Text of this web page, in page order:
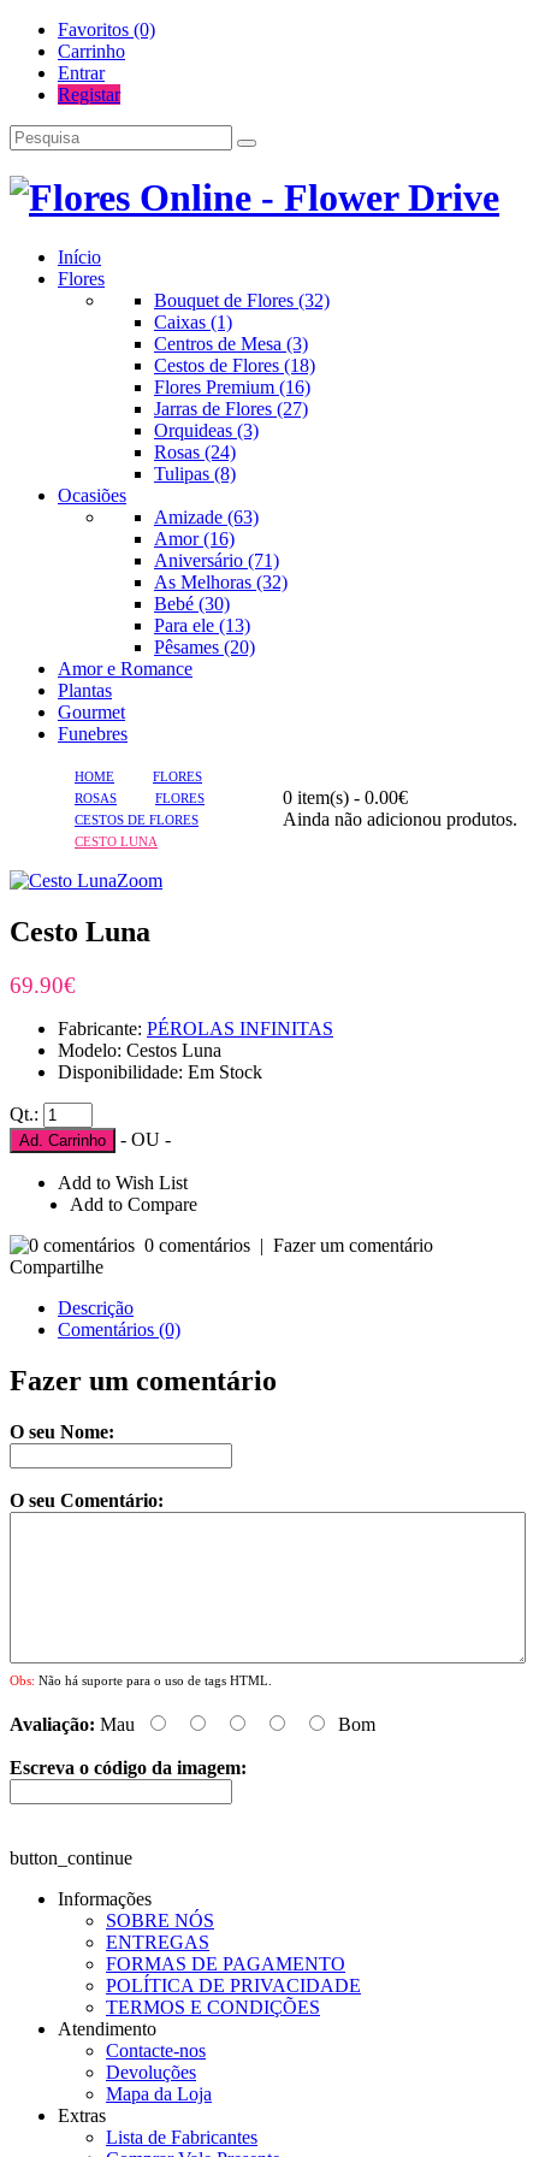
Favoritos (0)
Carrinho
Entrar
Registar
Início
Flores
Bouquet de Flores (32)
Caixas (1)
Centros de Mesa (3)
Cestos de Flores (18)
Flores Premium (16)
Jarras de Flores (27)
Orquideas (3)
Rosas (24)
Tulipas (8)
Ocasiões
Amizade (63)
Amor (16)
Aniversário (71)
As Melhoras (32)
Bebé (30)
Para ele (13)
Pêsames (20)
Amor e Romance
Plantas
Gourmet
Funebres
0 item(s) - 0.00€
Ainda não adicionou produtos.
HOME
FLORES
ROSAS
FLORES
CESTOS DE FLORES
CESTO LUNA
Zoom
Cesto Luna
69.90€
Fabricante: PÉROLAS INFINITAS
Modelo: Cestos Luna
Disponibilidade: Em Stock
Qt.:
Ad. Carrinho - OU -
Add to Wish List
Add to Compare
0 comentários | Fazer um comentário
Compartilhe
Descrição
Comentários (0)
Fazer um comentário
O seu Nome:
O seu Comentário:
Obs: Não há suporte para o uso de tags HTML.
Avaliação: Mau Bom
Escreva o código da imagem:
button_continue
Informações
SOBRE NÓS
ENTREGAS
FORMAS DE PAGAMENTO
POLÍTICA DE PRIVACIDADE
TERMOS E CONDIÇÕES
Atendimento
Contacte-nos
Devoluções
Mapa da Loja
Extras
Lista de Fabricantes